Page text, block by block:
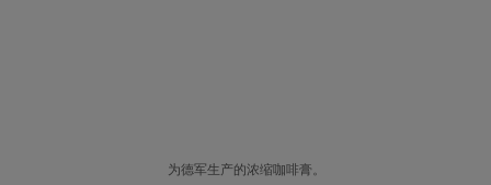
为德军生产的浓缩咖啡膏。